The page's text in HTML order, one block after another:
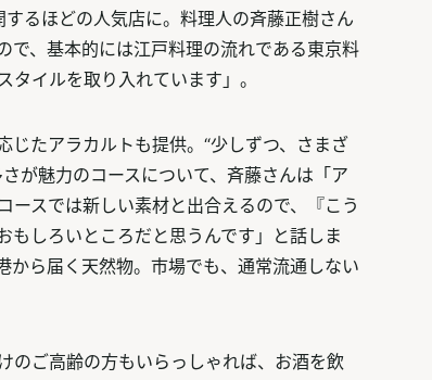
るほどの人気店に。料理人の斉藤正樹さん
で、基本的には江戸料理の流れである東京料
イルを取り入れています」。
たアラカルトも提供。“少しずつ、さまざ
が魅力のコースについて、斉藤さんは「ア
ースでは新しい素材と出合えるので、『こう
もしろいところだと思うんです」と話しま
から届く天然物。市場でも、通常流通しない
のご高齢の方もいらっしゃれば、お酒を飲